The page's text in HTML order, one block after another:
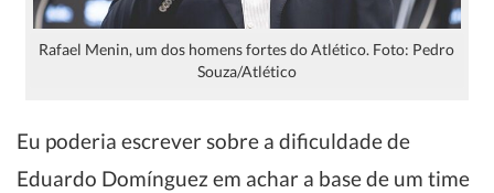
Rafael Menin, um dos homens fortes do Atlético. Foto: Pedro
Souza/Atlético
Eu poderia escrever sobre a dificuldade de
Eduardo Domínguez em achar a base de um time